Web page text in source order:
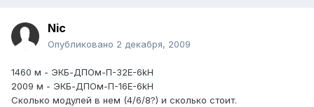
Nic
Опубликовано 2 декабря, 2009
1460 м - ЭКБ-ДПОм-П-32E-6kН
2009 м - ЭКБ-ДПОм-П-16E-6kН
Сколько модулей в нем (4/6/8?) и сколько стоит.